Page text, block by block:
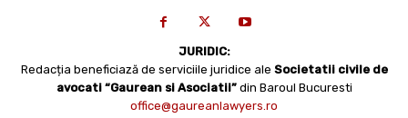
JURIDIC:
Redacția beneficiază de serviciile juridice ale Societatii civile de
avocati “Gaurean si Asociatii” din Baroul Bucuresti
office@gaureanlawyers.ro